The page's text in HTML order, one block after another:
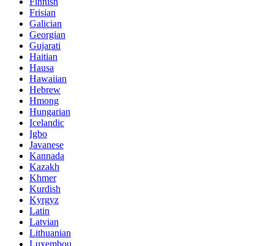
Frisian
Galician
Georgian
Gujarati
Haitian
Hausa
Hawaiian
Hebrew
Hmong
Hungarian
Icelandic
Igbo
Javanese
Kannada
Kazakh
Khmer
Kurdish
Kyrgyz
Latin
Latvian
Lithuanian
Luxembou..